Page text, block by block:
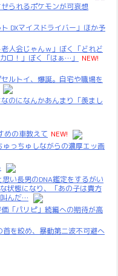
られるポケモンが可哀想
DXマイスドライバー」ほか予
人会じゃんｗ」ぼく「どれど
ロ！」ぼく「はぁ…」
NEW!
ルトイ、爆誕。自宅や職場を
のになんかあんまり「羨まし
めの車教えて NEW!
っちゅしながらの濃厚エッ画
い長男のDNA鑑定をするがい
状態になり、「あの子は貴方
んだ…
「パリピ」続編への期待が高
首を絞め、暴動第二波不可避へ